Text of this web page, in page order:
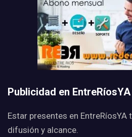
Publicidad en EntreRíosYA
Estar presentes en EntreRíosYA
difusión y alcance.